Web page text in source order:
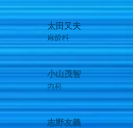
太田又夫
麻酔科
小山茂智
内科
志野友義